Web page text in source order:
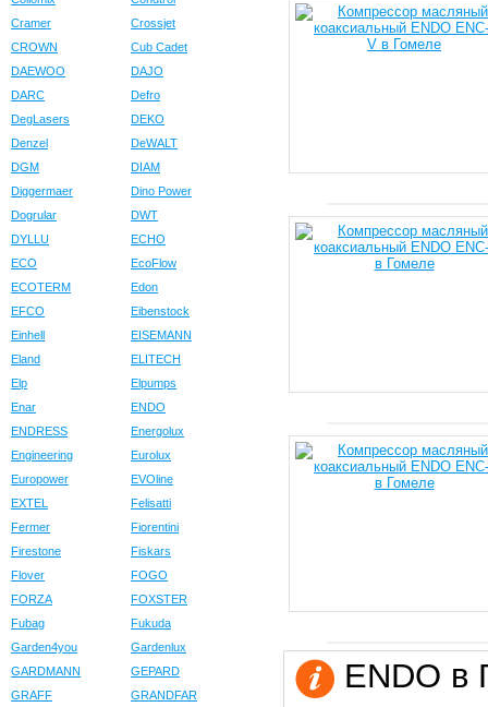
Cramer
Crossjet
CROWN
Cub Cadet
DAEWOO
DAJO
DARC
Defro
DegLasers
DEKO
Denzel
DeWALT
DGM
DIAM
Diggermaer
Dino Power
Dogrular
DWT
DYLLU
ECHO
ECO
EcoFlow
ECOTERM
Edon
EFCO
Eibenstock
Einhell
EISEMANN
Eland
ELITECH
Elp
Elpumps
Enar
ENDO
ENDRESS
Energolux
Engineering
Eurolux
Europower
EVOline
EXTEL
Felisatti
Fermer
Fiorentini
Firestone
Fiskars
Flover
FOGO
FORZA
FOXSTER
Fubag
Fukuda
Garden4you
Gardenlux
GARDMANN
GEPARD
GRAFF
GRANDFAR
ENDO в